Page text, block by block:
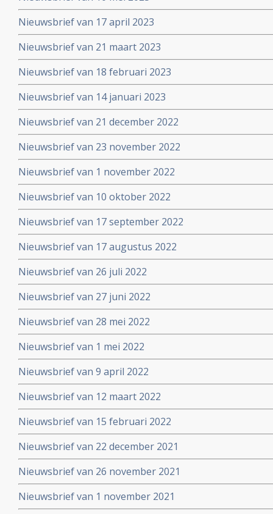
Nieuwsbrief van 17 april 2023
Nieuwsbrief van 21 maart 2023
Nieuwsbrief van 18 februari 2023
Nieuwsbrief van 14 januari 2023
Nieuwsbrief van 21 december 2022
Nieuwsbrief van 23 november 2022
Nieuwsbrief van 1 november 2022
Nieuwsbrief van 10 oktober 2022
Nieuwsbrief van 17 september 2022
Nieuwsbrief van 17 augustus 2022
Nieuwsbrief van 26 juli 2022
Nieuwsbrief van 27 juni 2022
Nieuwsbrief van 28 mei 2022
Nieuwsbrief van 1 mei 2022
Nieuwsbrief van 9 april 2022
Nieuwsbrief van 12 maart 2022
Nieuwsbrief van 15 februari 2022
Nieuwsbrief van 22 december 2021
Nieuwsbrief van 26 november 2021
Nieuwsbrief van 1 november 2021